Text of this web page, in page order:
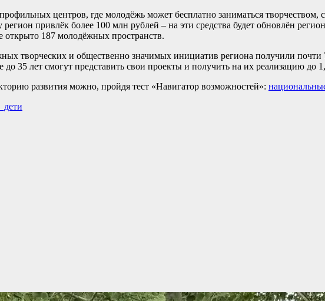
центров, где молодёжь может бесплатно заниматься творчеством,
привлёк более 100 млн рублей – на эти средства будет обновлён
187 молодёжных пространств.
творческих и общественно значимых инициатив региона получили
35 лет смогут представить свои проекты и получить на их реализацию до
развития можно, пройдя тест «Навигатор возможностей»: